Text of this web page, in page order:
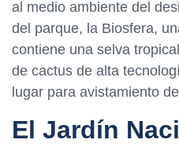
al medio ambiente del
del parque, la Biosfera,
contiene una selva
de cactus de alta
lugar para avistamiento
El Jardín